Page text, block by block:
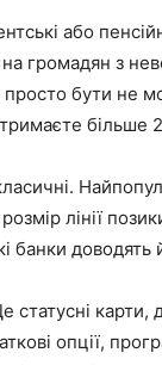
або
на громадян з
просто бути не
більше
лінії
банки доводять
статусні карти,
опції,